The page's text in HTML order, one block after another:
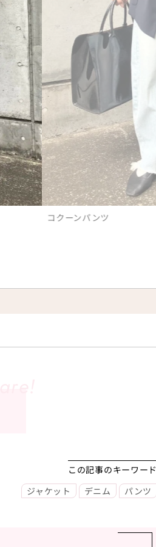
コクーンパンツ
この記事のキーワード
ジャケット
デニム パンツ